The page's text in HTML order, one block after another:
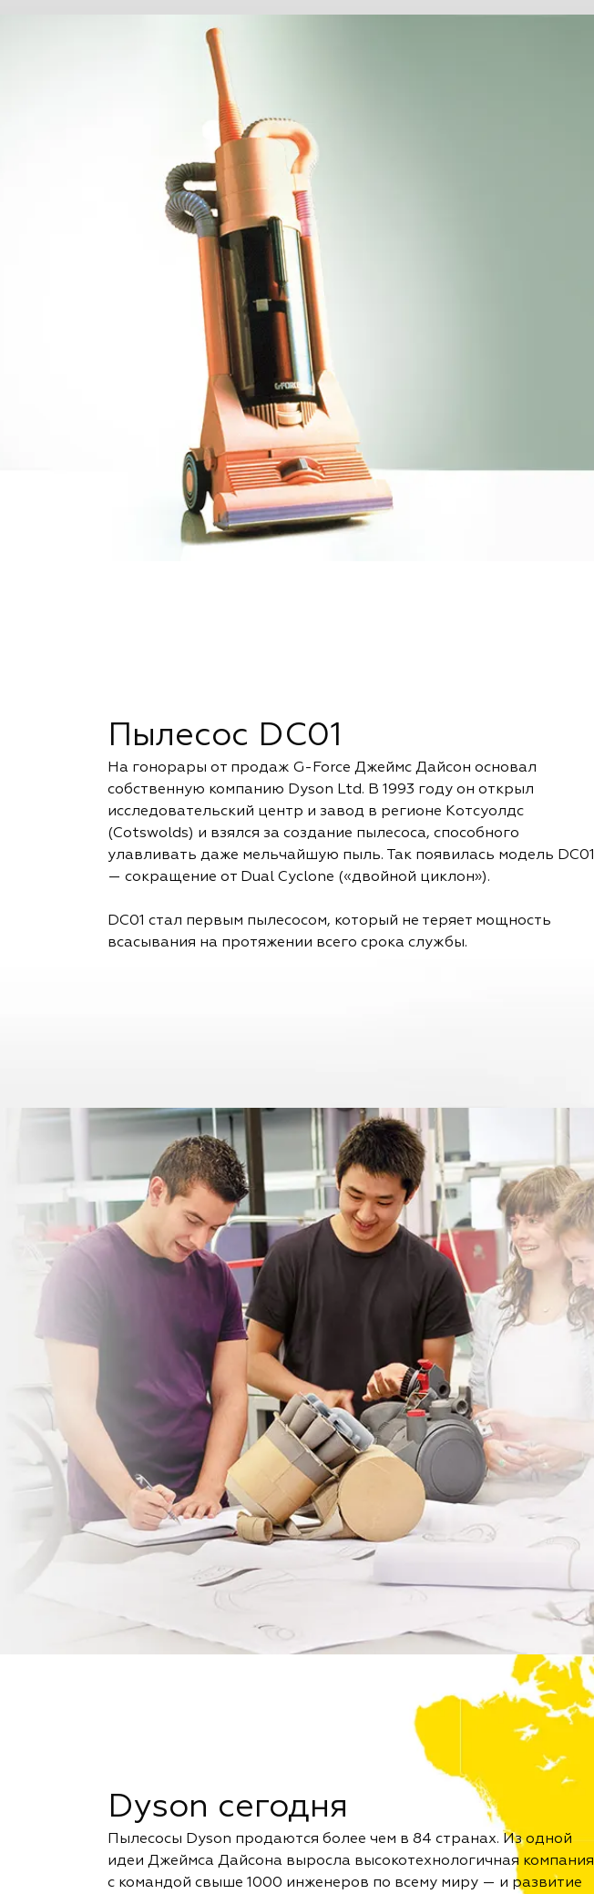
Пылесос DC01
На гонорары от продаж G-Force Джеймс Дайсон основал
собственную компанию Dyson Ltd. В 1993 году он открыл
исследовательский центр и завод в регионе Котсуолдс
(Cotswolds) и взялся за создание пылесоса, способного
улавливать даже мельчайшую пыль. Так появилась модель DC01
— сокращение от Dual Cyclone («двойной циклон»).
DC01 стал первым пылесосом, который не теряет мощность
всасывания на протяжении всего срока службы.
Dyson сегодня
Пылесосы Dyson продаются более чем в 84 странах. Из одной
идеи Джеймса Дайсона выросла высокотехнологичная компания
с командой свыше 1000 инженеров по всему миру — и развитие